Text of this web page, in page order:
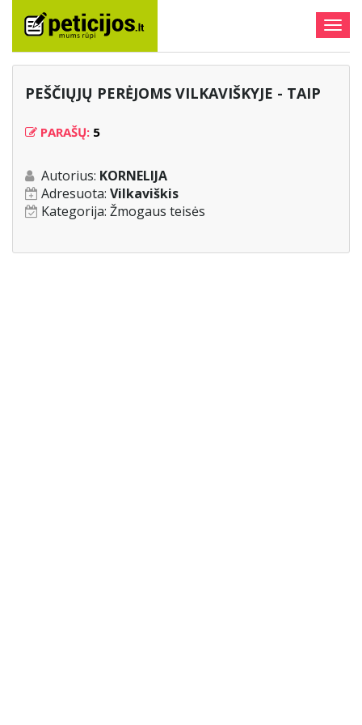
PEŠČIŲJŲ PERĖJOMS VILKAVIŠKYJE - TAIP
PARAŠŲ: 5
Autorius: KORNELIJA
Adresuota: Vilkaviškis
Kategorija: Žmogaus teisės